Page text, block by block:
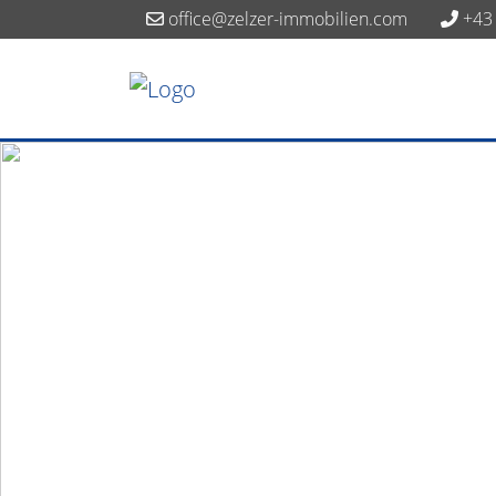
office@zelzer-immobilien.com